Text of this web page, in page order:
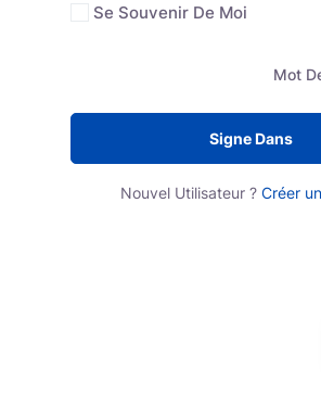
Se Souvenir De Moi
Mot
Signe Dans
Nouvel Utilisateur ? Créer